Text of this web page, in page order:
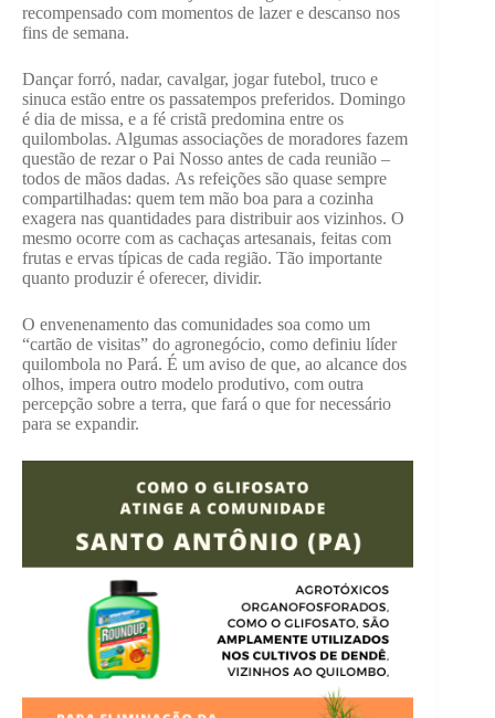
recompensado com momentos de lazer e descanso nos
fins de semana.
Dançar forró, nadar, cavalgar, jogar futebol, truco e
sinuca estão entre os passatempos preferidos. Domingo
é dia de missa, e a fé cristã predomina entre os
quilombolas. Algumas associações de moradores fazem
questão de rezar o Pai Nosso antes de cada reunião –
todos de mãos dadas. As refeições são quase sempre
compartilhadas: quem tem mão boa para a cozinha
exagera nas quantidades para distribuir aos vizinhos. O
mesmo ocorre com as cachaças artesanais, feitas com
frutas e ervas típicas de cada região. Tão importante
quanto produzir é oferecer, dividir.
O envenenamento das comunidades soa como um
“cartão de visitas” do agronegócio, como definiu líder
quilombola no Pará. É um aviso de que, ao alcance dos
olhos, impera outro modelo produtivo, com outra
percepção sobre a terra, que fará o que for necessário
para se expandir.